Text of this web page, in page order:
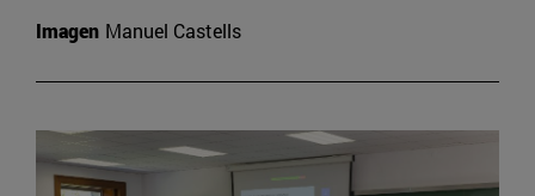
Imagen Manuel Castells